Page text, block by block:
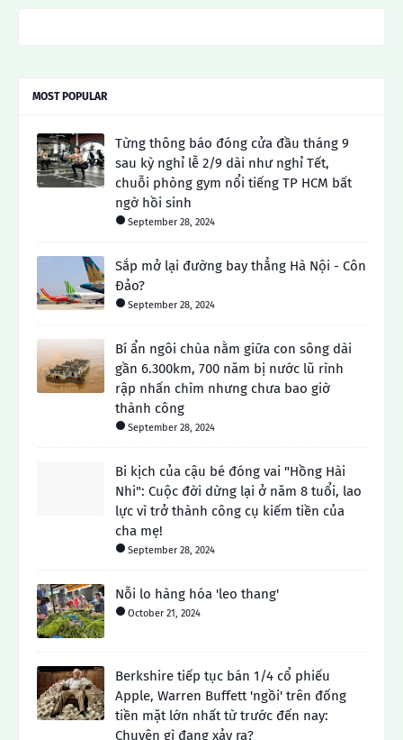
MOST POPULAR
Từng thông báo đóng cửa đầu tháng 9
sau kỳ nghỉ lễ 2/9 dài như nghỉ Tết,
chuỗi phòng gym nổi tiếng TP HCM bất
ngờ hồi sinh
September 28, 2024
Sắp mở lại đường bay thẳng Hà Nội - Côn
Đảo?
September 28, 2024
Bí ẩn ngôi chùa nằm giữa con sông dài
gần 6.300km, 700 năm bị nước lũ rình
rập nhấn chìm nhưng chưa bao giờ
thành công
September 28, 2024
Bi kịch của cậu bé đóng vai "Hồng Hài
Nhi": Cuộc đời dừng lại ở năm 8 tuổi, lao
lực vì trở thành công cụ kiếm tiền của
cha mẹ!
September 28, 2024
Nỗi lo hàng hóa 'leo thang'
October 21, 2024
Berkshire tiếp tục bán 1/4 cổ phiếu
Apple, Warren Buffett 'ngồi' trên đống
tiền mặt lớn nhất từ ​​trước đến nay:
Chuyện gì đang xảy ra?